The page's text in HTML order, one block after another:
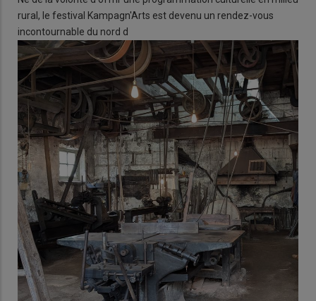
rural, le festival Kampagn'Arts est devenu un rendez-vous
incontournable du nord d